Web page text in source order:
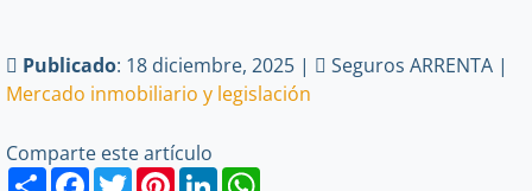
Publicado: 18 diciembre, 2025 |
Seguros ARRENTA |
Mercado inmobiliario y legislación
Comparte este artículo
ShareFacebook
TwitterPinterest
LinkedIn